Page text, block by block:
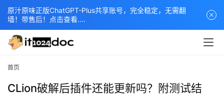
首页
CLion破解后插件还能更新吗？附测试结
原汁原味正版ChatGPT-Plus共享账号，完全稳定，无需翻
墙！带售后！点击查看....